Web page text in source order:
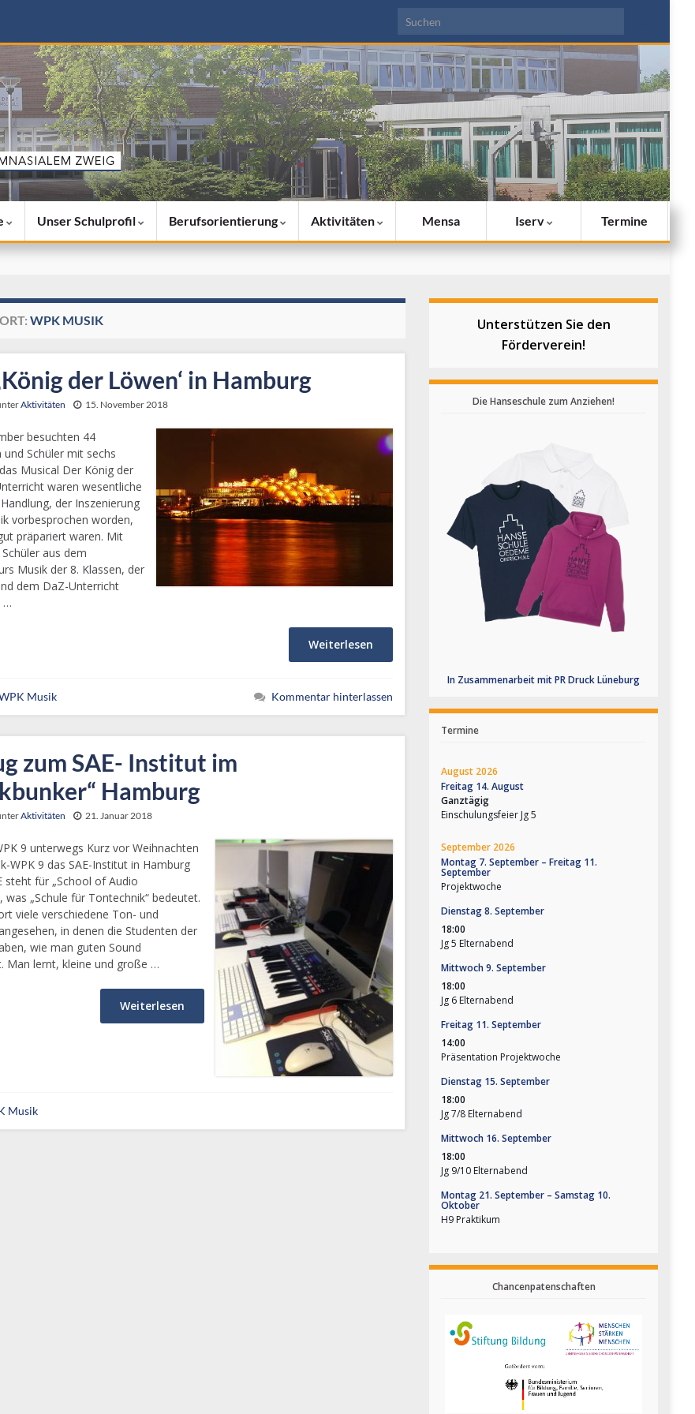
Search for:
Unser Schulprofil Berufsorientierung Aktivitäten Mensa Iserv Termine
WPK MUSIK
der Löwen‘ in Hamburg
Aktivitäten 15. November 2018
besuchten 44
und Schüler mit sechs
Musical Der König der
waren wesentliche
der Inszenierung
vorbesprochen worden,
präpariert waren. Mit
aus dem
Musik der 8. Klassen, der
dem DaZ-Unterricht
…
Weiterlesen
Musik Kommentar hinterlassen
zum SAE- Institut im
Hamburg
Aktivitäten 21. Januar 2018
9 unterwegs Kurz vor Weihnachten
WPK 9 das SAE-Institut in Hamburg
steht für „School of Audio
was „Schule für Tontechnik“ bedeutet.
viele verschiedene Ton- und
in denen die Studenten der
wie man guten Sound
Man lernt, kleine und große …
Weiterlesen
Musik
Unterstützen Sie den
Förderverein!
Die Hanseschule zum Anziehen!
In Zusammenarbeit mit PR Druck Lüneburg
Termine
August 2026
Freitag 14. August
Ganztägig
Einschulungsfeier Jg 5
September 2026
Montag 7. September – Freitag 11.
September
Projektwoche
Dienstag8. September
18:00
Jg 5 Elternabend
Mittwoch9. September
18:00
Jg 6 Elternabend
Freitag 11. September
14:00
Präsentation Projektwoche
Dienstag 15. September
18:00
Jg 7/8 Elternabend
Mittwoch 16. September
18:00
Jg 9/10 Elternabend
Montag 21. September – Samstag 10.
Oktober
H9 Praktikum
Chancenpatenschaften